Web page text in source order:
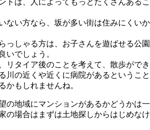
ない方なら、坂が多い街は住みにくいか
っしゃる方は、お子さんを遊ばせる公園
いでしょう。
リタイア後のことを考えて、散歩ができ
川の近くや近くに病院があるということ
かもしれませんね。
の地域にマンションがあるかどうかは一
の場合はまずは土地探しからはじめなけ